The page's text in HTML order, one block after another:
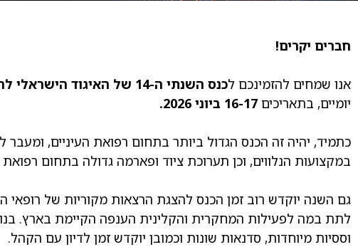
חברים יקרים!
אנו שמחים להזמינכם לכנס השנתי ה-14 של האיגוד הישראלי לרפואת עיניים
יומיים, בתאריכים 16-17 ביוני 2026.
כתמיד, יהיה זה הכנס הגדול ביותר בתחום רפואת העיניים,
במקצועות הנלווים, וכן תערוכת ציוד ופארמה גדולה בתחום רפואת
גם השנה יוקדש רוב זמן הכנס להצגת הרצאות מקוריות של
לתת במה לפעילות המחקרית והקלינית הענפה הקיימת בארץ.
וססיות מיוחדות, סדנאות שונות וכמובן יוקדש זמן לדיון עם הקהל.